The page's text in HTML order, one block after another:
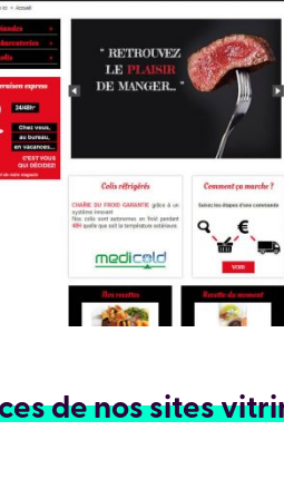
de nos sites